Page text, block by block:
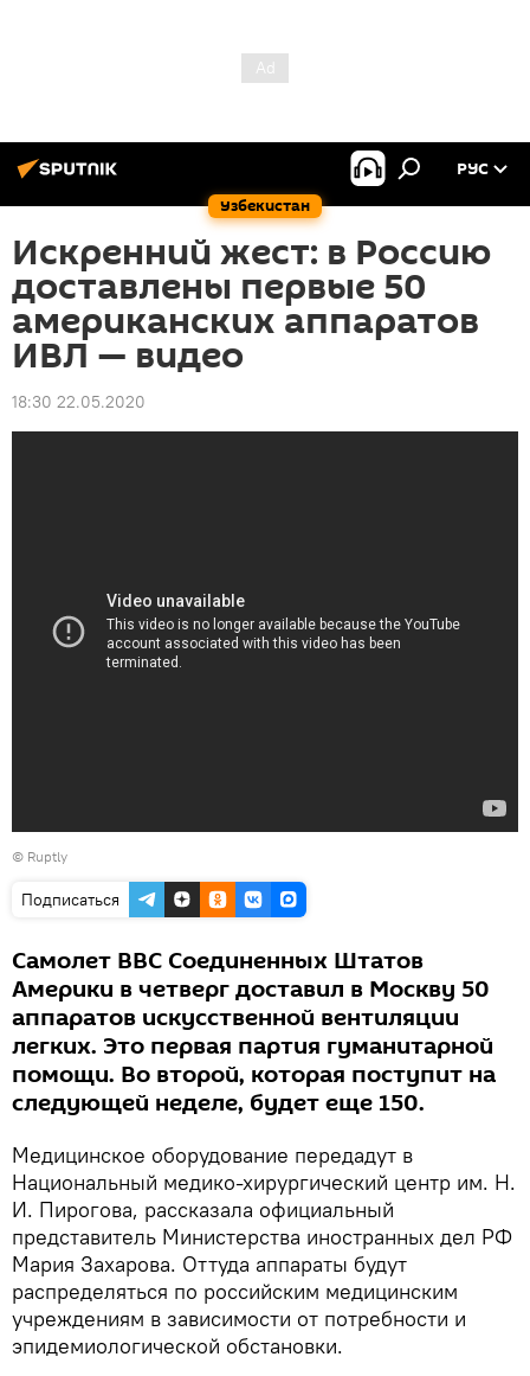
Узбекистан
РУС
Искренний жест: в Россию
доставлены первые 50
американских аппаратов
ИВЛ — видео
18:30 22.05.2020
© Ruptly
Подписаться
Самолет ВВС Соединенных Штатов
Америки в четверг доставил в Москву 50
аппаратов искусственной вентиляции
легких. Это первая партия гуманитарной
помощи. Во второй, которая поступит на
следующей неделе, будет еще 150.
Медицинское оборудование передадут в
Национальный медико-хирургический центр им. Н.
И. Пирогова, рассказала официальный
представитель Министерства иностранных дел РФ
Мария Захарова. Оттуда аппараты будут
распределяться по российским медицинским
учреждениям в зависимости от потребности и
эпидемиологической обстановки.